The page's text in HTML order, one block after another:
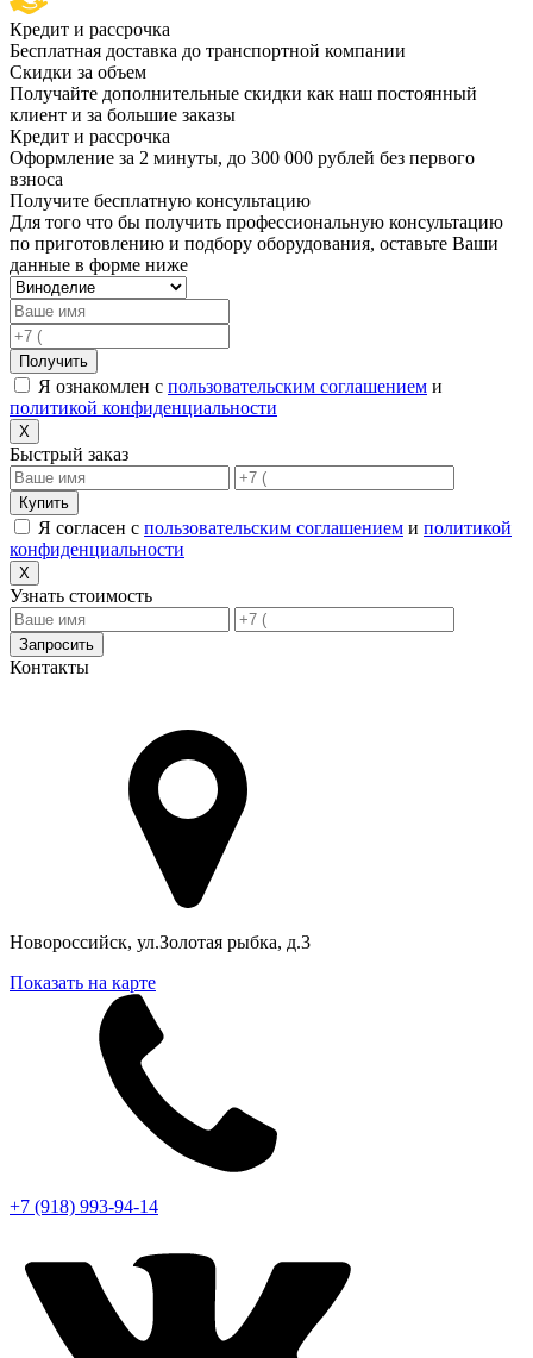
Кредит и рассрочка
Бесплатная доставка до транспортной компании
Скидки за объем
Получайте дополнительные скидки как наш постоянный
клиент и за большие заказы
Кредит и рассрочка
Оформление за 2 минуты, до 300 000 рублей без первого
взноса
Получите бесплатную консультацию
Для того что бы получить профессиональную консультацию
по приготовлению и подбору оборудования, оставьте Ваши
данные в форме ниже
Получить
Я ознакомлен с пользовательским соглашением и
политикой конфиденциальности
X
Быстрый заказ
Купить
Я согласен с пользовательским соглашением и политикой
конфиденциальности
X
Узнать стоимость
Запросить
Контакты
Новороссийск, ул.Золотая рыбка, д.3
Показать на карте
+7 (918) 993-94-14